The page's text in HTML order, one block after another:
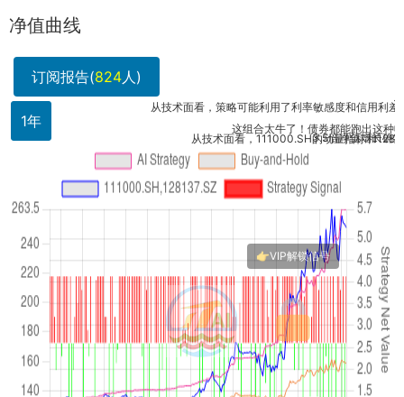
净值曲线
订阅报告(824人)
1年
3.5倍净值增长确实亮
这组合太牛了！债券都能跑出这种收益
从技术面看，策略可能利用了利率敏感度和信用利差轮动
这组
从技术面看，111000.SH的动量指标和1281...